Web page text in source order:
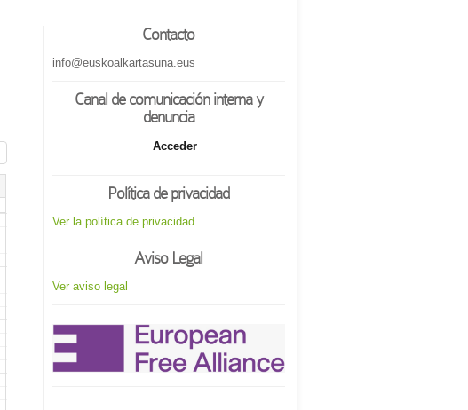
Contacto
info@euskoalkartasuna.eus
Canal de comunicación interna y
denuncia
Acceder
Política de privacidad
Ver la política de privacidad
Aviso Legal
Ver aviso legal